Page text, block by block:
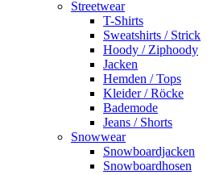
Streetwear
T-Shirts
Sweatshirts / Strick
Hoody / Ziphoody
Jacken
Hemden / Tops
Kleider / Röcke
Bademode
Jeans / Shorts
Snowwear
Snowboardjacken
Snowboardhosen